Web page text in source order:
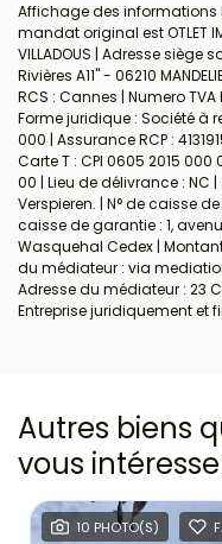
Affichage des informations
mandat original est OTLET
VILLADOUS | Adresse siège
Rivières A11" - 06210
RCS : Cannes | Numero
Forme juridique : Société à
000 | Assurance RCP :
Carte T : CPI 0605 2015
00 | Lieu de délivrance :
Verspieren. | N° de caisse
caisse de garantie : 1,
Wasquehal Cedex |
du médiateur : via mediation
Adresse du médiateur : 23
Entreprise juridiquement et
Autres biens
vous
10 PHOTO(S)